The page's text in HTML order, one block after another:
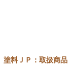
塗料ＪＰ：取扱商品